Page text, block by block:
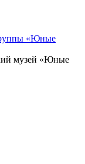
«Юные
музей «Юные